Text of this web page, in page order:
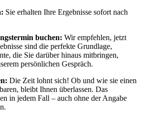
Sie erhalten Ihre Ergebnisse sofort nach
buchen: Wir empfehlen, jetzt
sind die perfekte Grundlage,
die Sie darüber hinaus mitbringen,
persönlichen Gespräch.
Die Zeit lohnt sich! Ob und wie sie einen
bleibt Ihnen überlassen. Das
in jedem Fall – auch ohne der Angabe